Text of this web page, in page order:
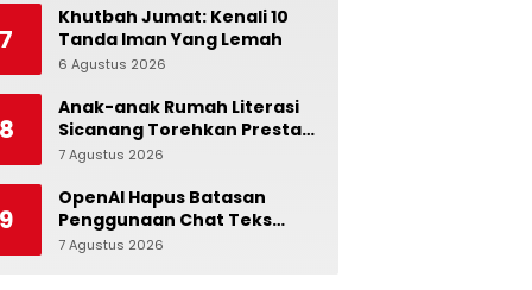
7
Khutbah Jumat: Kenali 10
Tanda Iman Yang Lemah
6 Agustus 2026
8
Anak-anak Rumah Literasi
Sicanang Torehkan Prestasi
pada Peringatan Hari Anak
Medan Belawan
7 Agustus 2026
9
OpenAI Hapus Batasan
Penggunaan Chat Teks
untuk Akun Gratis ChatGPT
7 Agustus 2026